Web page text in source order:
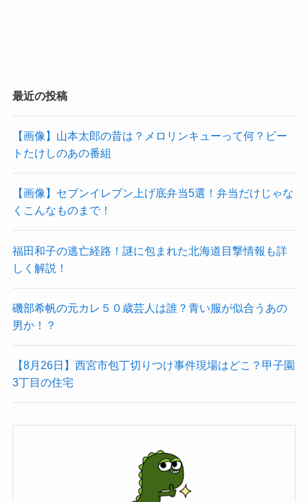
最近の投稿
【画像】山本太郎の昔は？メロリンキューって何？ビー
トたけしのあの番組
【画像】セブンイレブン上げ底弁当5選！弁当だけじゃな
くこんなものまで！
福田和子の逃亡経路！謎に包まれた北海道目撃情報も詳
しく解説！
磯部希帆の元カレ５０歳芸人は誰？青い服が似合うあの
男か！？
【8月26日】西宮市包丁切りつけ事件現場はどこ？甲子園
3丁目の住宅